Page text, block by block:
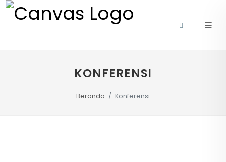
KONFERENSI
Beranda Konferensi